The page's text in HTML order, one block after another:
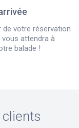
votre réservation
vous attendra à
balade !